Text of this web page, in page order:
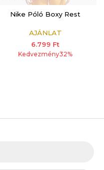
ADDITIONAL 15%
Nike Póló Boxy Rest
AJÁNLAT
6.799 Ft
Kedvezmény32%